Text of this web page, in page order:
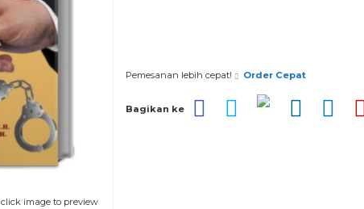
click image to preview
Pemesanan lebih cepat! Order Cepat
Bagikan ke